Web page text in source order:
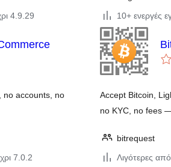
4.9.29
10+ ενεργές
no accounts, no
7.0.2
Accept Bitcoin,
no KYC, no fees
bitrequest
Λιγότερες